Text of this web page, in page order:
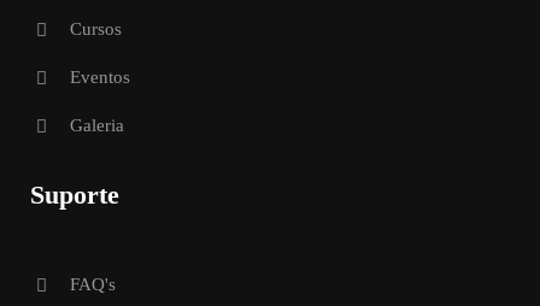
Cursos
Eventos
Galeria
Suporte
FAQ's